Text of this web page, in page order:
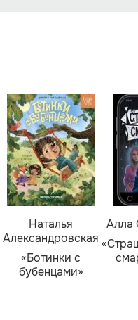
Наталья
Александровская
«Ботинки с
бубенцами»
Алла